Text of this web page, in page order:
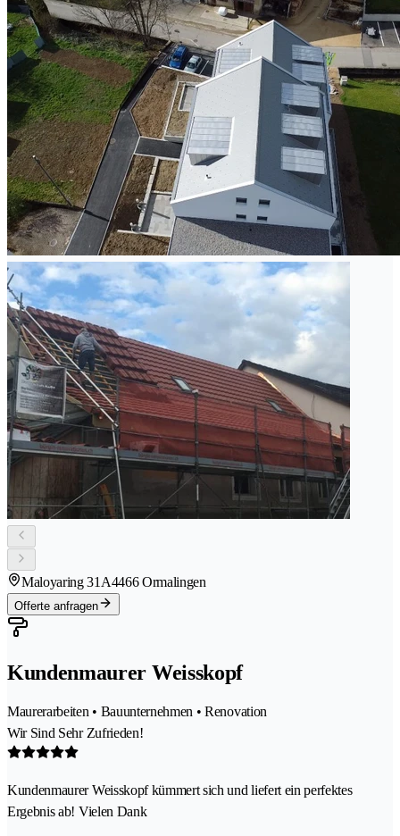
Maloyaring 31A4466 Ormalingen
Offerte anfragen
Kundenmaurer Weisskopf
Maurerarbeiten • Bauunternehmen • Renovation
Wir Sind Sehr Zufrieden!
Kundenmaurer Weisskopf kümmert sich und liefert ein perfektes
Ergebnis ab! Vielen Dank